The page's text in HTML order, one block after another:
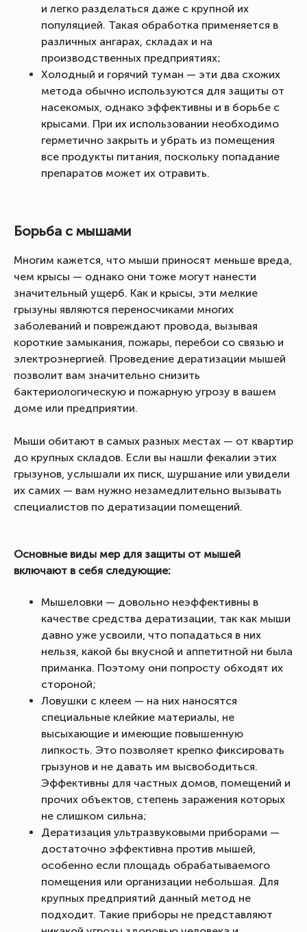
и легко разделаться даже с крупной их
популяцией. Такая обработка применяется в
различных ангарах, складах и на
производственных предприятиях;
Холодный и горячий туман — эти два схожих
метода обычно используются для защиты от
насекомых, однако эффективны и в борьбе с
крысами. При их использовании необходимо
герметично закрыть и убрать из помещения
все продукты питания, поскольку попадание
препаратов может их отравить.
Борьба с мышами
Многим кажется, что мыши приносят меньше вреда,
чем крысы — однако они тоже могут нанести
значительный ущерб. Как и крысы, эти мелкие
грызуны являются переносчиками многих
заболеваний и повреждают провода, вызывая
короткие замыкания, пожары, перебои со связью и
электроэнергией. Проведение дератизации мышей
позволит вам значительно снизить
бактериологическую и пожарную угрозу в вашем
доме или предприятии.
Мыши обитают в самых разных местах — от квартир
до крупных складов. Если вы нашли фекалии этих
грызунов, услышали их писк, шуршание или увидели
их самих — вам нужно незамедлительно вызывать
специалистов по дератизации помещений.
Основные виды мер для защиты от мышей
включают в себя следующие:
Мышеловки — довольно неэффективны в
качестве средства дератизации, так как мыши
давно уже усвоили, что попадаться в них
нельзя, какой бы вкусной и аппетитной ни была
приманка. Поэтому они попросту обходят их
стороной;
Ловушки с клеем — на них наносятся
специальные клейкие материалы, не
высыхающие и имеющие повышенную
липкость. Это позволяет крепко фиксировать
грызунов и не давать им высвободиться.
Эффективны для частных домов, помещений и
прочих объектов, степень заражения которых
не слишком сильна;
Дератизация ультразвуковыми приборами —
достаточно эффективна против мышей,
особенно если площадь обрабатываемого
помещения или организации небольшая. Для
крупных предприятий данный метод не
подходит. Такие приборы не представляют